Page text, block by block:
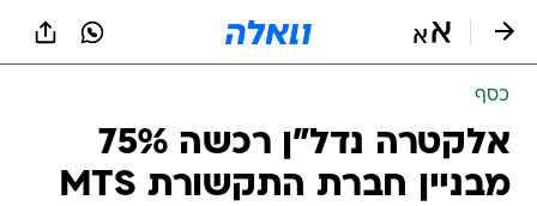
כסף
אלקטרה נדל"ן רכשה 75%
מבניין חברת התקשורת MTS